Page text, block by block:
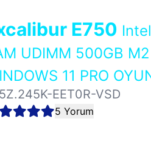
E750
UDIMM 500GB
11 PRO
EET0R-VSD
5 Yorum